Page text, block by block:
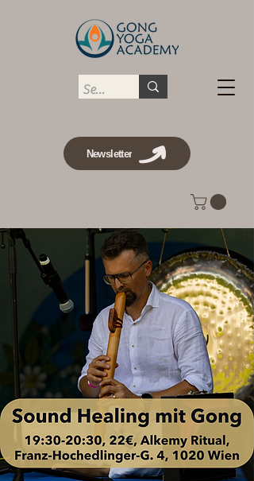
Newsletter